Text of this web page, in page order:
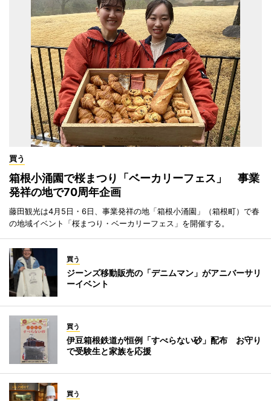
買う
箱根小涌園で桜まつり「ベーカリーフェス」 事業
発祥の地で70周年企画
藤田観光は4月5日・6日、事業発祥の地「箱根小涌園」（箱根町）で春
の地域イベント「桜まつり・ベーカリーフェス」を開催する。
買う
ジーンズ移動販売の「デニムマン」がアニバーサリ
ーイベント
買う
伊豆箱根鉄道が恒例「すべらない砂」配布 お守り
で受験生と家族を応援
買う